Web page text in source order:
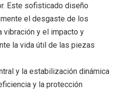
Este sofisticado diseño
el desgaste de los
vibración y el impacto y
la vida útil de las piezas
y la estabilización dinámica
y la protección